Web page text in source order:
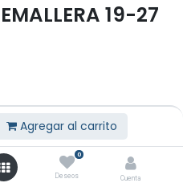
Agregar al carrito
0
Deseos Cuenta
19-27